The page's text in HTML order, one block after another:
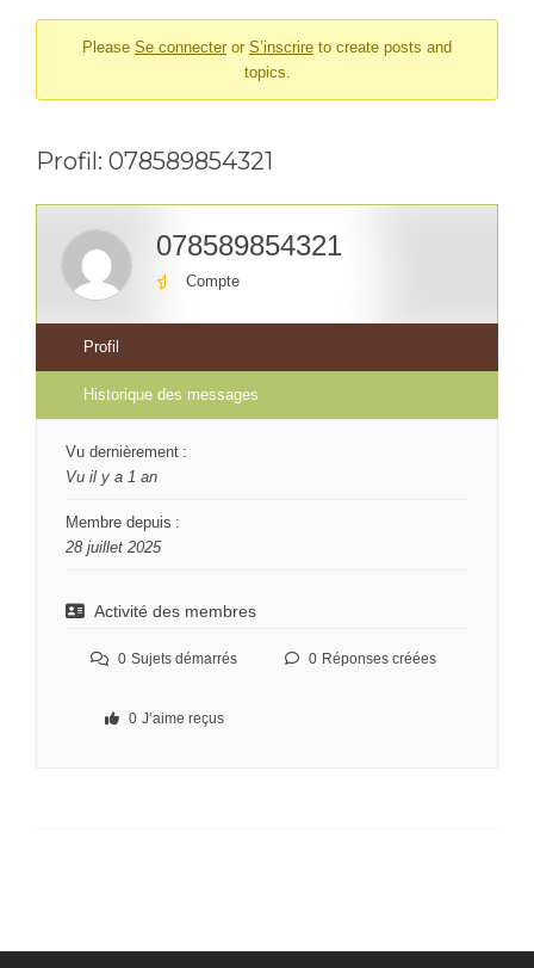
ici :
Please Se connecter or S’inscrire to create posts and
topics.
Profil: 078589854321
078589854321
Compte
Profil
Historique des messages
Vu dernièrement :
Vu il y a 1 an
Membre depuis :
28 juillet 2025
Activité des membres
0 Sujets démarrés 0 Réponses créées
0 J’aime reçus